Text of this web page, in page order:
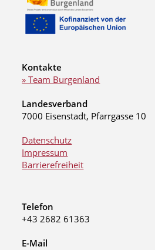
Kontakte
» Team Burgenland
Landesverband
7000 Eisenstadt, Pfarrgasse 10
Datenschutz
Impressum
Barrierefreiheit
Telefon
+43 2682 61363
E-Mail